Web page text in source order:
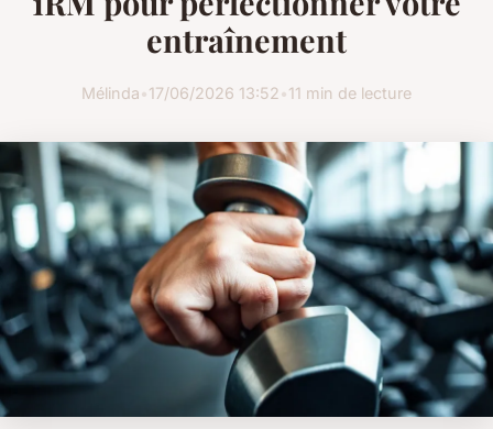
entraînement
Mélinda•17/06/2026 13:52•11 min de lecture